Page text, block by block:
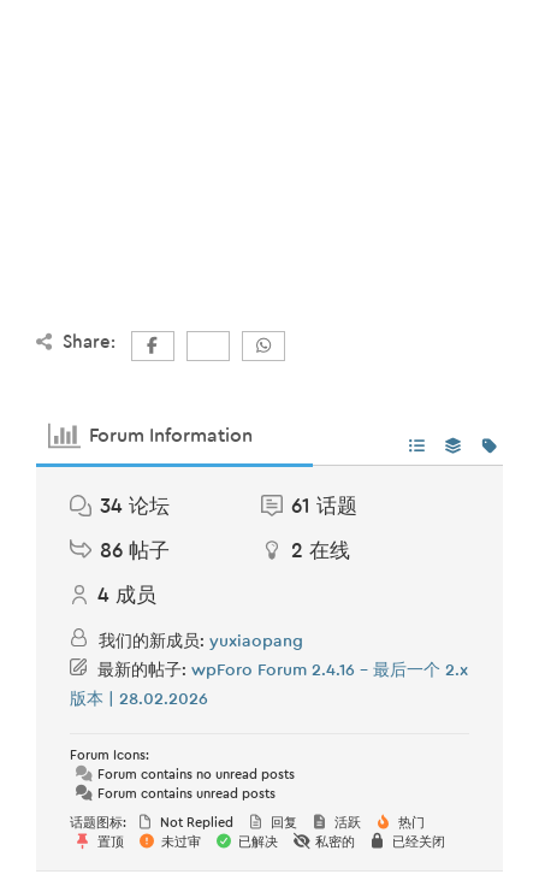
Share:
Forum Information
34 论坛 61 话题
86 帖子 2 在线
4 成员
我们的新成员: yuxiaopang
最新的帖子: wpForo Forum 2.4.16 – 最后一个 2.x
版本 | 28.02.2026
Forum Icons:
Forum contains no unread posts
Forum contains unread posts
话题图标: Not Replied 回复 活跃
热门
置顶
未过审 已解决 私密的 已经关闭